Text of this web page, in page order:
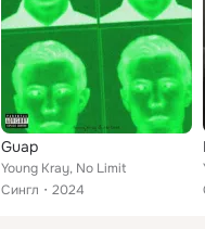
Guap
Young Kray, No Limit
Сингл
2024